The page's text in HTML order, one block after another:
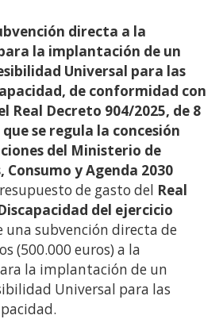
directa a la
la implantación de un
Universal para las
de conformidad con
Real Decreto 904/2025, de 8
se regula la concesión
del Ministerio de
Consumo y Agenda 2030
de gasto del Real
del ejercicio
una subvención directa de
(500.000 euros) a la
la implantación de un
Universal para las